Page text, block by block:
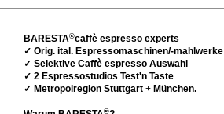
BARESTA®caffè espresso experts
✓ Orig. ital. Espressomaschinen/-mahlwerke
✓ Selektive Caffè espresso Auswahl
✓ 2 Espressostudios Test'n Taste
✓ Metropolregion Stuttgart + München.
®